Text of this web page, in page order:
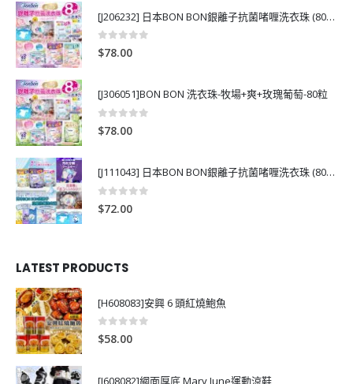
[J206232] 日本BON BON銀離子抗菌啫喱洗衣珠 (80粒)
0out of 5
$78.00
[J306051]BON BON 洗衣珠-牧場+爽+玫瑰葡萄-80粒
0out of 5
$78.00
[J111043] 日本BON BON銀離子抗菌啫喱洗衣珠 (80粒)
0
$72.00
LATEST PRODUCTS
[H608083]安興 6 頭紅燒鮑魚
0out of 5
$58.00
[J608082]網面厚底 Mary June運動涼鞋